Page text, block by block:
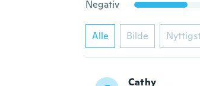
Negativ
Alle Bilde
Cathy